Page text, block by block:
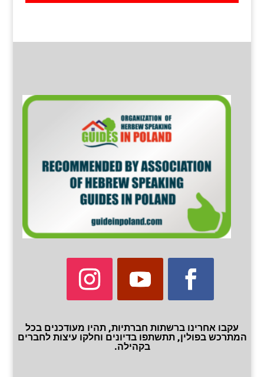
עקבו אחרינו ברשתות חברתיות, תהיו מעודכנים בכל
המתרכש בפולין, תתשתפו בדיונים וחלקו עיצות לחברים
בקהילה.